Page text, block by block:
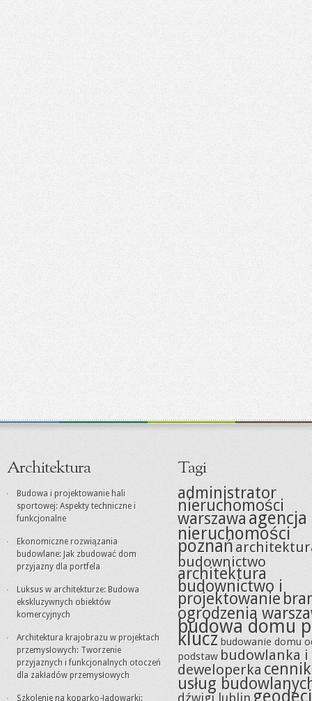
Architektura
Budowa i projektowanie hali
sportowej: Aspekty techniczne i
funkcjonalne
Ekonomiczne rozwiązania
budowlane: Jak zbudować dom
przyjazny dla portfela
Luksus w architekturze: Budowa
ekskluzywnych obiektów
komercyjnych
Architektura krajobrazu w projektach
przemysłowych: Tworzenie
przyjaznych i funkcjonalnych otoczeń
dla zakładów przemysłowych
Szkolenie na koparko-ładowarki:
Tagi
administrator
nieruchomości
warszawaagencja
nieruchomości
poznań
budownictwo
architektura
budownictwo i
projektowanie
ogrodzenia
budowa domu
klucz budowanie domu
podstaw budowlanka i
deweloperka cennik
usług
dźwigi lublingeodeci